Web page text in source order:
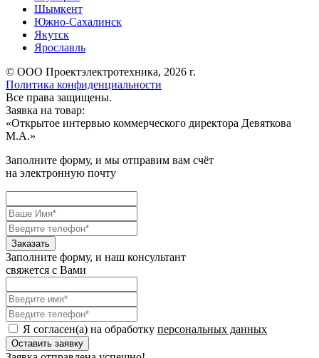
Шымкент
Южно-Сахалинск
Якутск
Ярославль
© ООО Проектэлектротехника, 2026 г.
Политика конфиденциальности
Все права защищены.
Заявка на товар:
«Открытое интервью коммерческого директора Девяткова
М.А.»
Заполните форму, и мы отправим вам счёт
на электронную почту
Заполните форму, и наш консультант
свяжется с Вами
Я согласен(а) на обработку персональных данных